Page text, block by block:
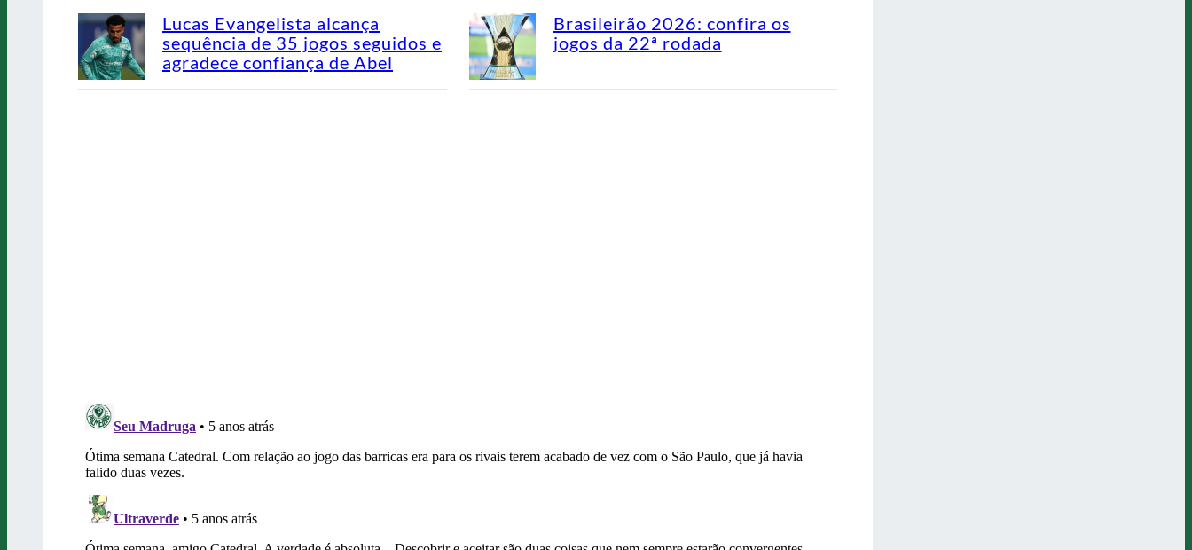
Lucas Evangelista alcança
sequência de 35 jogos seguidos e
agradece confiança de Abel
Brasileirão 2026: confira os
jogos da 22ª rodada